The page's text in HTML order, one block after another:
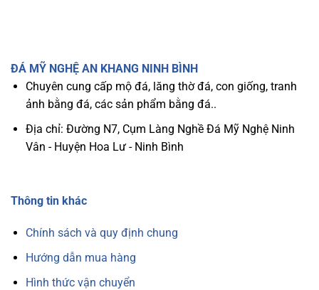
ĐÁ MỸ NGHỆ AN KHANG NINH BÌNH
Chuyên cung cấp mộ đá, lăng thờ đá, con giống, tranh
ảnh bằng đá, các sản phẩm bằng đá..
Địa chỉ: Đường N7, Cụm Làng Nghề Đá Mỹ Nghệ Ninh
Vân - Huyện Hoa Lư - Ninh Bình
Thông tin khác
Chính sách và quy định chung
Hướng dẫn mua hàng
Hình thức vận chuyển